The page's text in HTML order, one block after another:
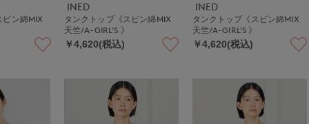
ビン綿MIX
INED
タンクトップ《スビン綿MIX
天竺/A-GIRL’S 》
￥4,620(税込)
INED
タンクトップ《スビン綿MIX
天竺/A-GIRL’S 》
￥4,620(税込)